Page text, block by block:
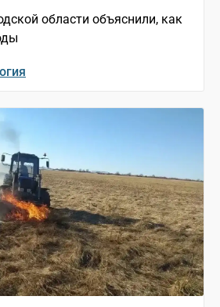
области объяснили, как